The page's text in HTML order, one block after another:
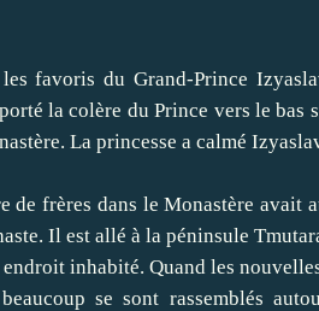
les favoris du Grand-Prince
la colère du Prince vers le bas
La princesse a calmé
de frères dans le Monastère avait
. Il est allé à la péninsule
endroit inhabité. Quand les
beaucoup se sont rassemblés